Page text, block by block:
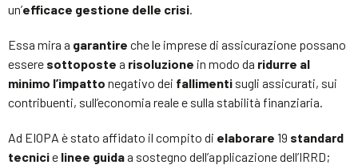
un’efficace gestione delle crisi.
Essa mira a garantire che le imprese di assicurazione possano
essere sottoposte a risoluzione in modo da ridurre al
minimo l’impatto negativo dei fallimenti sugli assicurati, sui
contribuenti, sull’economia reale e sulla stabilità finanziaria.
Ad EIOPA è stato affidato il compito di elaborare 19 standard
tecnicie linee guidaa sostegno dell’applicazione dell’IRRD;